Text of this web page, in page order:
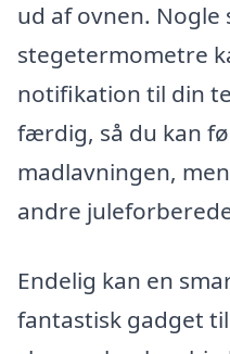
ud af ovnen. Nogle
stegetermometre
notifikation til din
færdig, så du kan
madlavningen,
andre
Endelig kan en
fantastisk gadget